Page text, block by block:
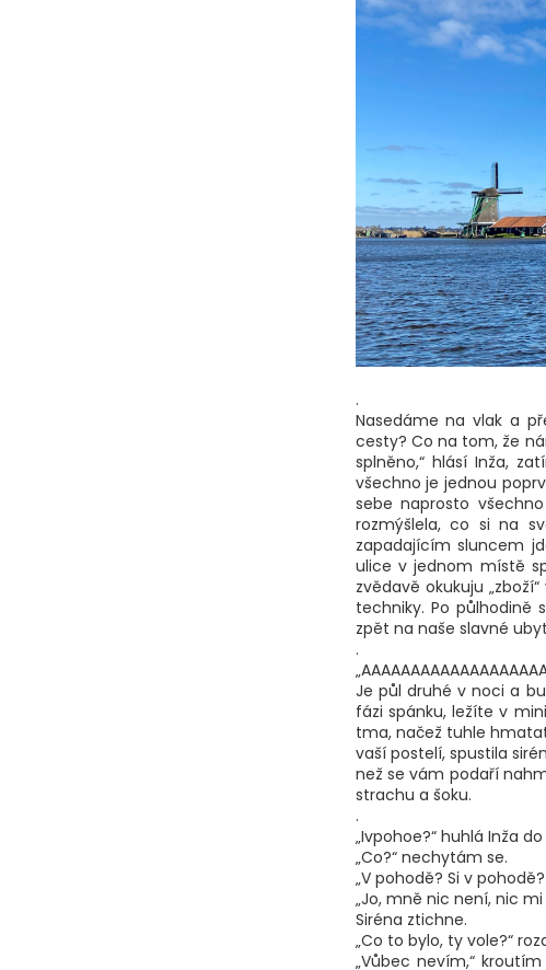
.
Nasedáme na vlak a
cesty? Co na tom, že
splněno,“ hlásí Inža,
všechno je jednou
sebe naprosto
rozmýšlela, co si na
zapadajícím sluncem
ulice v jednom místě
zvědavě okukuju
techniky. Po
zpět na naše slavné
.
Je půl druhé v noci a
fázi spánku, ležíte v
tma, načež tuhle
vaší postelí, spustila
než se vám podaří
strachu a šoku.
.
„Ivpohoe?“ huhlá Inža
„Co?“ nechytám se.
„V pohodě? Si v
„Jo, mně nic není, nic
Siréna ztichne.
„Co to bylo, ty vole?“
„Vůbec nevím,“